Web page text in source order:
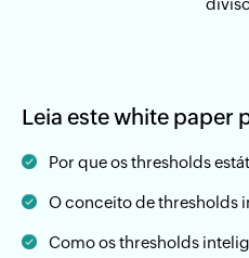
Leia este white paper
Por que os thresholds
O conceito de thresholds
Como os thresholds